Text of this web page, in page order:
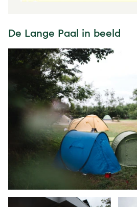
De Lange Paal in beeld